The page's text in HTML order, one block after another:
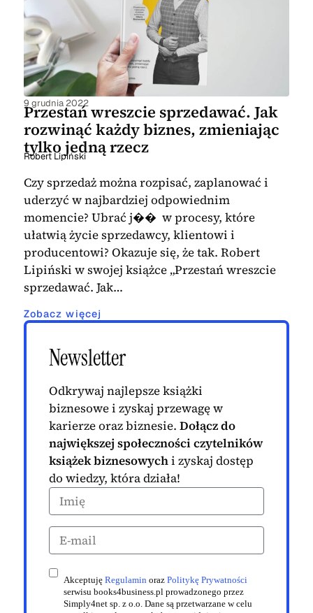
9 grudnia 2022
Przestań wreszcie sprzedawać. Jak
rozwinąć każdy biznes, zmieniając
tylko jedną rzecz
Robert Lipiński
Czy sprzedaż można rozpisać, zaplanować i
uderzyć w najbardziej odpowiednim
momencie? Ubrać j�� w procesy, które
ułatwią życie sprzedawcy, klientowi i
producentowi? Okazuje się, że tak. Robert
Lipiński w swojej książce „Przestań wreszcie
sprzedawać. Jak…
Zobacz więcej
Newsletter
Odkrywaj najlepsze książki
biznesowe i zyskaj przewagę w
karierze oraz biznesie. Dołącz do
największej społeczności czytelników
książek biznesowychi zyskaj dostęp
do wiedzy, która działa!
Akceptuję Regulamin oraz Politykę Prywatności
serwisu books4business.pl prowadzonego przez
Simply4net sp. z o.o. Dane są przetwarzane w celu